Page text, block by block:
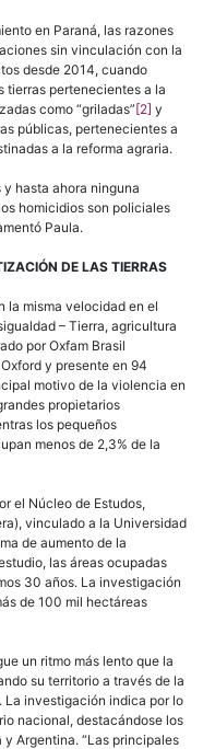
en Paraná, las razones
sin vinculación con la
desde 2014, cuando
tierras pertenecientes a la
como “griladas”[2] y
públicas, pertenecientes a
a la reforma agraria.
hasta ahora ninguna
homicidios son policiales
Paula.
DE LAS TIERRAS
la misma velocidad en el
– Tierra, agricultura
por Oxfam Brasil
y presente en 94
motivo de la violencia en
propietarios
los pequeños
menos de 2,3% de la
el Núcleo de Estudos,
vinculado a la Universidad
de aumento de la
las áreas ocupadas
30 años. La investigación
de 100 mil hectáreas
un ritmo más lento que la
su territorio a través de la
La investigación indica por lo
nacional, destacándose los
y Argentina. “Las principales